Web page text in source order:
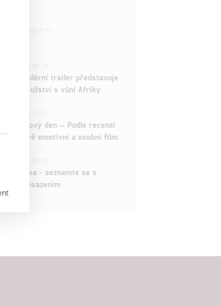
Regulérní trailer představuje
dobrodružství s vůní Afriky
12:31
nový den – Podle recenzí
emotivní a osobní film
Odyssea - seznamte se s
obsazením